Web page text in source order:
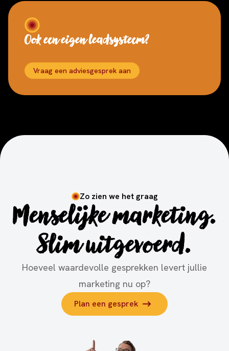
Ook een eigen leadsysteem?
Vraag een adviesgesprek aan
Zo zien we het graag
Menselijke marketing.
Slim uitgevoerd.
Hoeveel waardevolle gesprekken levert jullie
marketing nu op?
Plan een gesprek